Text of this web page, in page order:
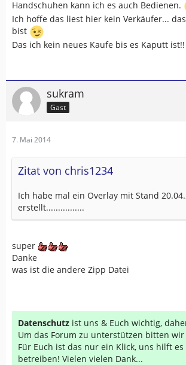
Handschuhen kann ich es auch Bedienen.
Ich hoffe das liest hier kein Verkäufer...
bist
Das ich kein neues Kaufe bis es Kaputt ist!!
sukram
Gast
7. Mai 2014
Zitat von chris1234
Ich habe mal ein Overlay mit Stand
erstellt................
super
Danke
was ist die andere Zipp Datei
Datenschutz ist uns & Euch wichtig,
Um das Forum zu unterstützen bitten
Für Euch ist das nur ein Klick, uns hilft es
betreiben! Vielen vielen Dank...